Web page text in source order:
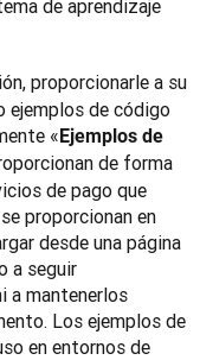
de aprendizaje
proporcionarle a su
ejemplos de código
«Ejemplos de
de forma
de pago que
proporcionan en
desde una página
a seguir
a mantenerlos
Los ejemplos de
en entornos de